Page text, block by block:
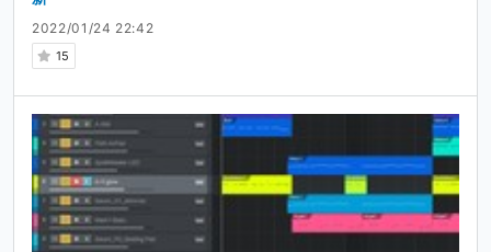
2022/01/24 22:42
15